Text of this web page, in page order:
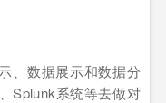
、数据展示和数据分
Splunk系统等去做对